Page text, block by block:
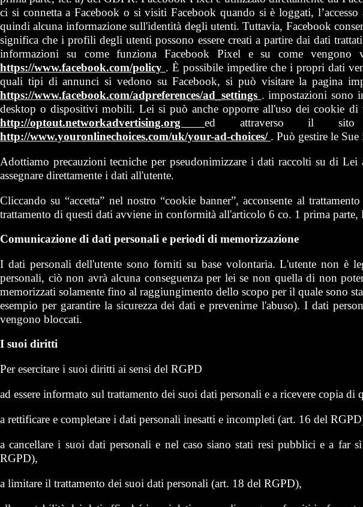
ci si connetta a Facebook o si visiti Facebook quando si è loggati,
quindi alcuna informazione sull'identità degli utenti. Tuttavia, Facebook
significa che i profili degli utenti possono essere creati a partire dai dati
informazioni su come funziona Facebook Pixel e su come vengono
https://www.facebook.com/policy . È possibile impedire che i propri dati
quali tipi di annunci si vedono su Facebook, si può visitare la pagina
https://www.facebook.com/adpreferences/ad_settings . impostazioni sono
desktop o dispositivi mobili. Lei si può anche opporre all'uso dei cookie
http://optout.networkadvertising.orged attraverso il sito
http://www.youronlinechoices.com/uk/your-ad-choices/ . Può gestire le
Adottiamo precauzioni tecniche per pseudonimizzare i dati raccolti su di
assegnare direttamente i dati all'utente.
Cliccando su “accetta” nel nostro “cookie banner”, acconsente al
trattamento di questi dati avviene in conformità all'articolo 6 co. 1 prima parte,
Comunicazione di dati personali e periodi di memorizzazione
I dati personali dell'utente sono forniti su base volontaria. L'utente non
personali, ciò non avrà alcuna conseguenza per lei se non quella di non
memorizzati solamente fino al raggiungimento dello scopo per il quale sono
esempio per garantire la sicurezza dei dati e prevenirne l'abuso). I dati
vengono bloccati.
I suoi diritti
Per esercitare i suoi diritti ai sensi del RGPD
ad essere informato sul trattamento dei suoi dati personali e a ricevere copia
a rettificare e completare i dati personali inesatti e incompleti (art. 16 del
a cancellare i suoi dati personali e nel caso siano stati resi pubblici e a far
RGPD),
a limitare il trattamento dei suoi dati personali (art. 18 del RGPD),